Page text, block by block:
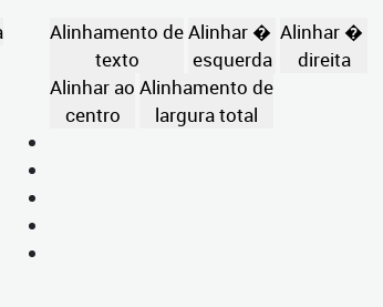
Alinhamento de
texto
Alinhar �
esquerda
Alinhar �
direita
Alinhar ao
centro
Alinhamento de
largura total